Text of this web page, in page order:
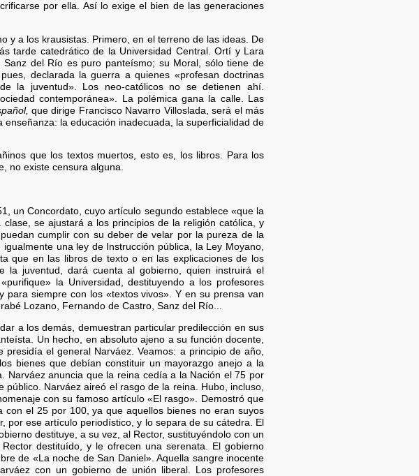
por ella. Así lo exige el bien de las generaciones
y a los krausistas. Primero, en el terreno de las ideas. De
tarde catedrático de la Universidad Central. Ortí y Lara
del Río es puro panteísmo; su Moral, sólo tiene de
declarada la guerra a quienes «profesan doctrinas
la juventud». Los neo-católicos no se detienen ahí.
contemporánea». La polémica gana la calle. Las
que dirige Francisco Navarro Villoslada, será el más
la educación inadecuada, la superficialidad de
que los textos muertos, esto es, los libros. Para los
no existe censura alguna.
un Concordato, cuyo artículo segundo establece «que la
se ajustará a los principios de la religión católica, y
cumplir con su deber de velar por la pureza de la
una ley de Instrucción pública, la Ley Moyano,
que en las libros de texto o en las explicaciones de los
la juventud, dará cuenta al gobierno, quien instruirá el
la Universidad, destituyendo a los profesores
siempre con los «textos vivos». Y en su prensa van
Lozano, Fernando de Castro, Sanz del Río...
a los demás, demuestran particular predilección en sus
Un hecho, en absoluto ajeno a su función docente,
el general Narváez. Veamos: a principio de año,
bienes que debían constituir un mayorazgo anejo a la
Narváez anuncia que la reina cedía a la Nación el 75 por
Narváez aireó el rasgo de la reina. Hubo, incluso,
con su famoso artículo «El rasgo». Demostró que
el 25 por 100, ya que aquellos bienes no eran suyos
por ese artículo periodístico, y lo separa de su cátedra. El
destituye, a su vez, al Rector, sustituyéndolo con un
destituído, y le ofrecen una serenata. El gobierno
de «La noche de San Daniel». Aquella sangre inocente
con un gobierno de unión liberal. Los profesores